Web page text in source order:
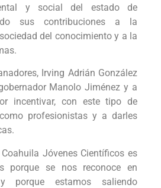
y social del estado de
sus contribuciones a la
del conocimiento y a la
Irving Adrián González
Manolo Jiménez y a
incentivar, con este tipo de
profesionistas y a darles
Jóvenes Científicos es
porque se nos reconoce en
porque estamos saliendo